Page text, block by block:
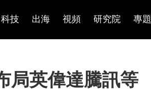
科技 出海 視頻 研究院 專題
局英偉達騰訊等